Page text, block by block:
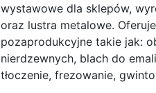
wystawowe dla sklepów,
oraz lustra metalowe.
pozaprodukcyjne takie jak:
nierdzewnych, blach do
tłoczenie, frezowanie,